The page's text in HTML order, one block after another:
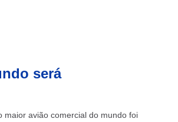
será
maior avião comercial do mundo foi